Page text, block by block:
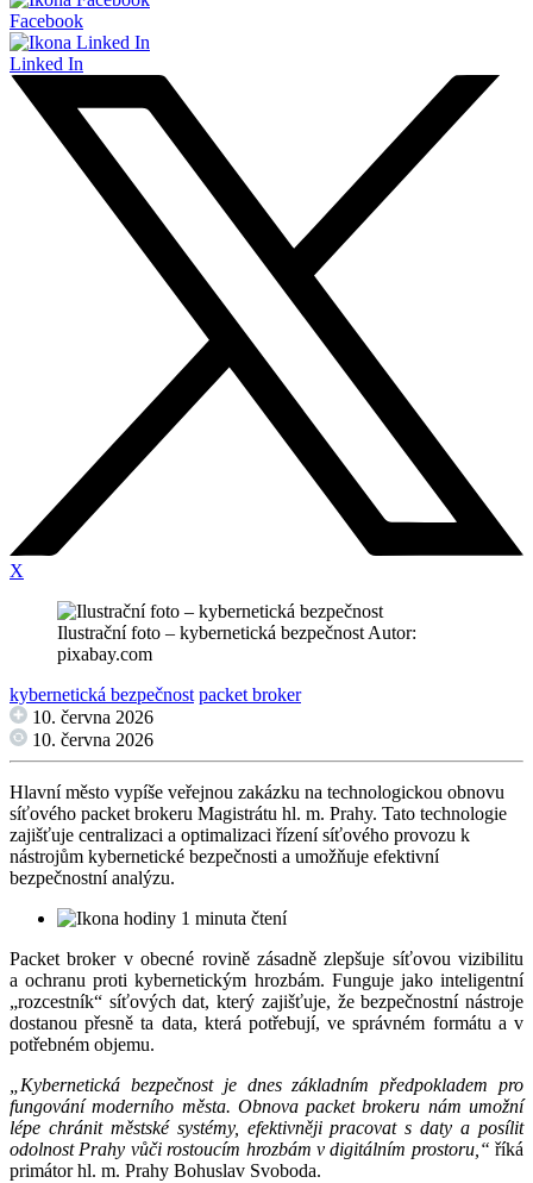
Facebook
Linked In
X
Ilustrační foto – kybernetická bezpečnost Autor:
pixabay.com
kybernetická bezpečnost packet broker
10. června 2026
10. června 2026
Hlavní město vypíše veřejnou zakázku na technologickou obnovu
síťového packet brokeru Magistrátu hl. m. Prahy. Tato technologie
zajišťuje centralizaci a optimalizaci řízení síťového provozu k
nástrojům kybernetické bezpečnosti a umožňuje efektivní
bezpečnostní analýzu.
1 minuta čtení
Packet broker v obecné rovině zásadně zlepšuje síťovou vizibilitu
a ochranu proti kybernetickým hrozbám. Funguje jako inteligentní
„rozcestník“ síťových dat, který zajišťuje, že bezpečnostní nástroje
dostanou přesně ta data, která potřebují, ve správném formátu a v
potřebném objemu.
„Kybernetická bezpečnost je dnes základním předpokladem pro
fungování moderního města. Obnova packet brokeru nám umožní
lépe chránit městské systémy, efektivněji pracovat s daty a posílit
odolnost Prahy vůči rostoucím hrozbám v digitálním prostoru,“ říká
primátor hl. m. Prahy Bohuslav Svoboda.